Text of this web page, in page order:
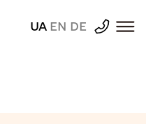
UA EN DE